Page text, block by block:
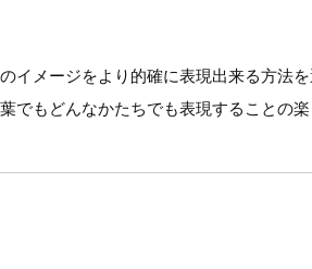
イメージをより的確に表現出来る方法
でもどんなかたちでも表現することの